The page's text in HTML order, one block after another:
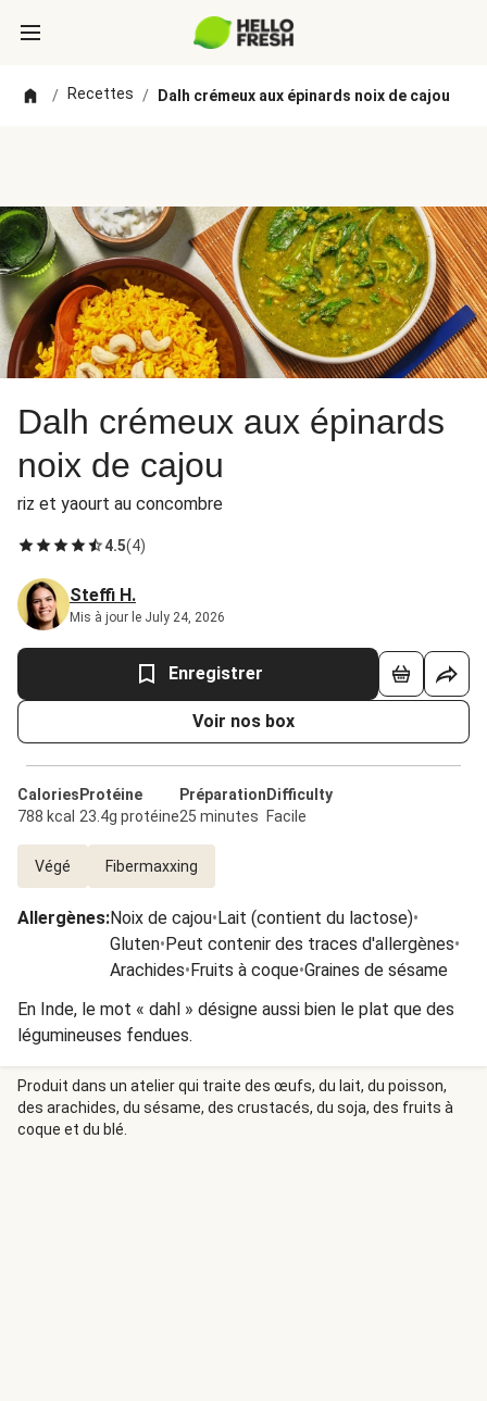
/ Recettes / Dalh crémeux aux épinards noix de cajou
Dalh crémeux aux épinards
noix de cajou
riz et yaourt au concombre
4.5(4)
Steffi H.
Mis à jour le July 24, 2026
Enregistrer
Voir nos box
Calories
788 kcal
Protéine
23.4g protéine
Préparation
25 minutes
Difficulty
Facile
Végé Fibermaxxing
Allergènes:Noix de cajou•Lait (contient du lactose)•
Gluten•Peut contenir des traces d'allergènes•
Arachides•Fruits à coque•Graines de sésame
En Inde, le mot « dahl » désigne aussi bien le plat que des
légumineuses fendues.
Produit dans un atelier qui traite des œufs, du lait, du poisson,
des arachides, du sésame, des crustacés, du soja, des fruits à
coque et du blé.